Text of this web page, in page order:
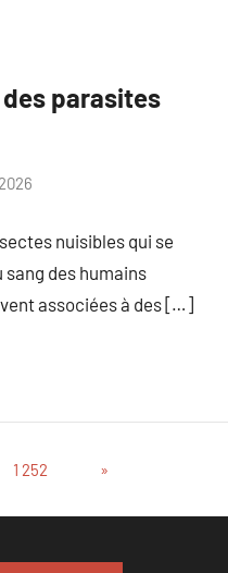
parasites
nuisibles qui se
des humains
associées à des […]
1 252
Articles
»